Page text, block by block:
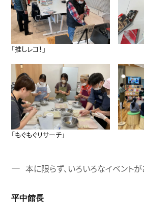
「推しレコ！」
「もぐもぐリサーチ」
本に限らず、いろいろなイベントが
平中館長